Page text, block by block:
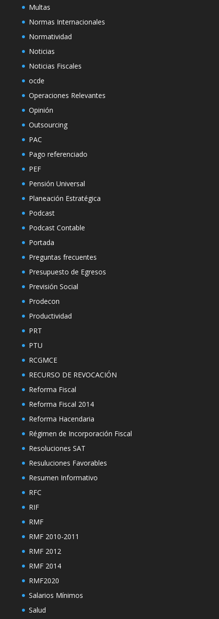
Multas
Normas Internacionales
Normatividad
Noticias
Noticias Fiscales
ocde
Operaciones Relevantes
Opinión
Outsourcing
PAC
Pago referenciado
PEF
Pensión Universal
Planeación Estratégica
Podcast
Podcast Contable
Portada
Preguntas frecuentes
Presupuesto de Egresos
Previsión Social
Prodecon
Productividad
PRT
PTU
RCGMCE
RECURSO DE REVOCACIÓN
Reforma Fiscal
Reforma Fiscal 2014
Reforma Hacendaria
Régimen de Incorporación Fiscal
Resoluciones SAT
Resuluciones Favorables
Resumen Informativo
RFC
RIF
RMF
RMF 2010-2011
RMF 2012
RMF 2014
RMF2020
Salarios Mínimos
Salud